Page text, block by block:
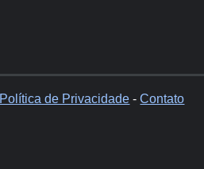
Política de Privacidade -Contato